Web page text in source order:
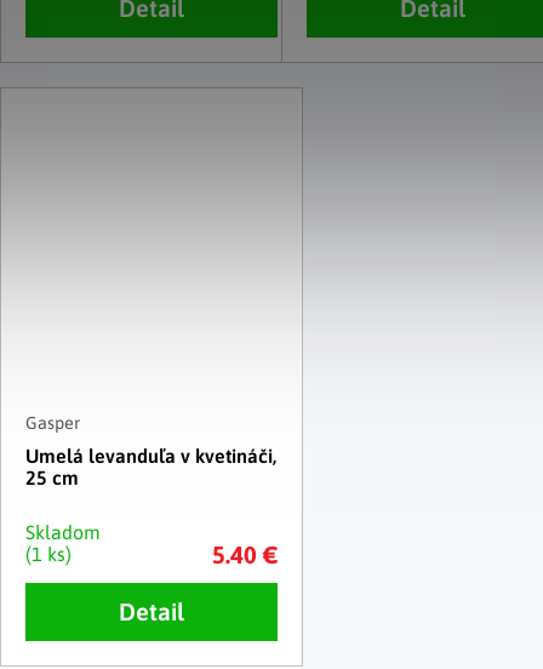
Detail Detail
Gasper
Umelá levanduľa v kvetináči,
25 cm
Skladom
(1 ks)
5.40 €
Detail